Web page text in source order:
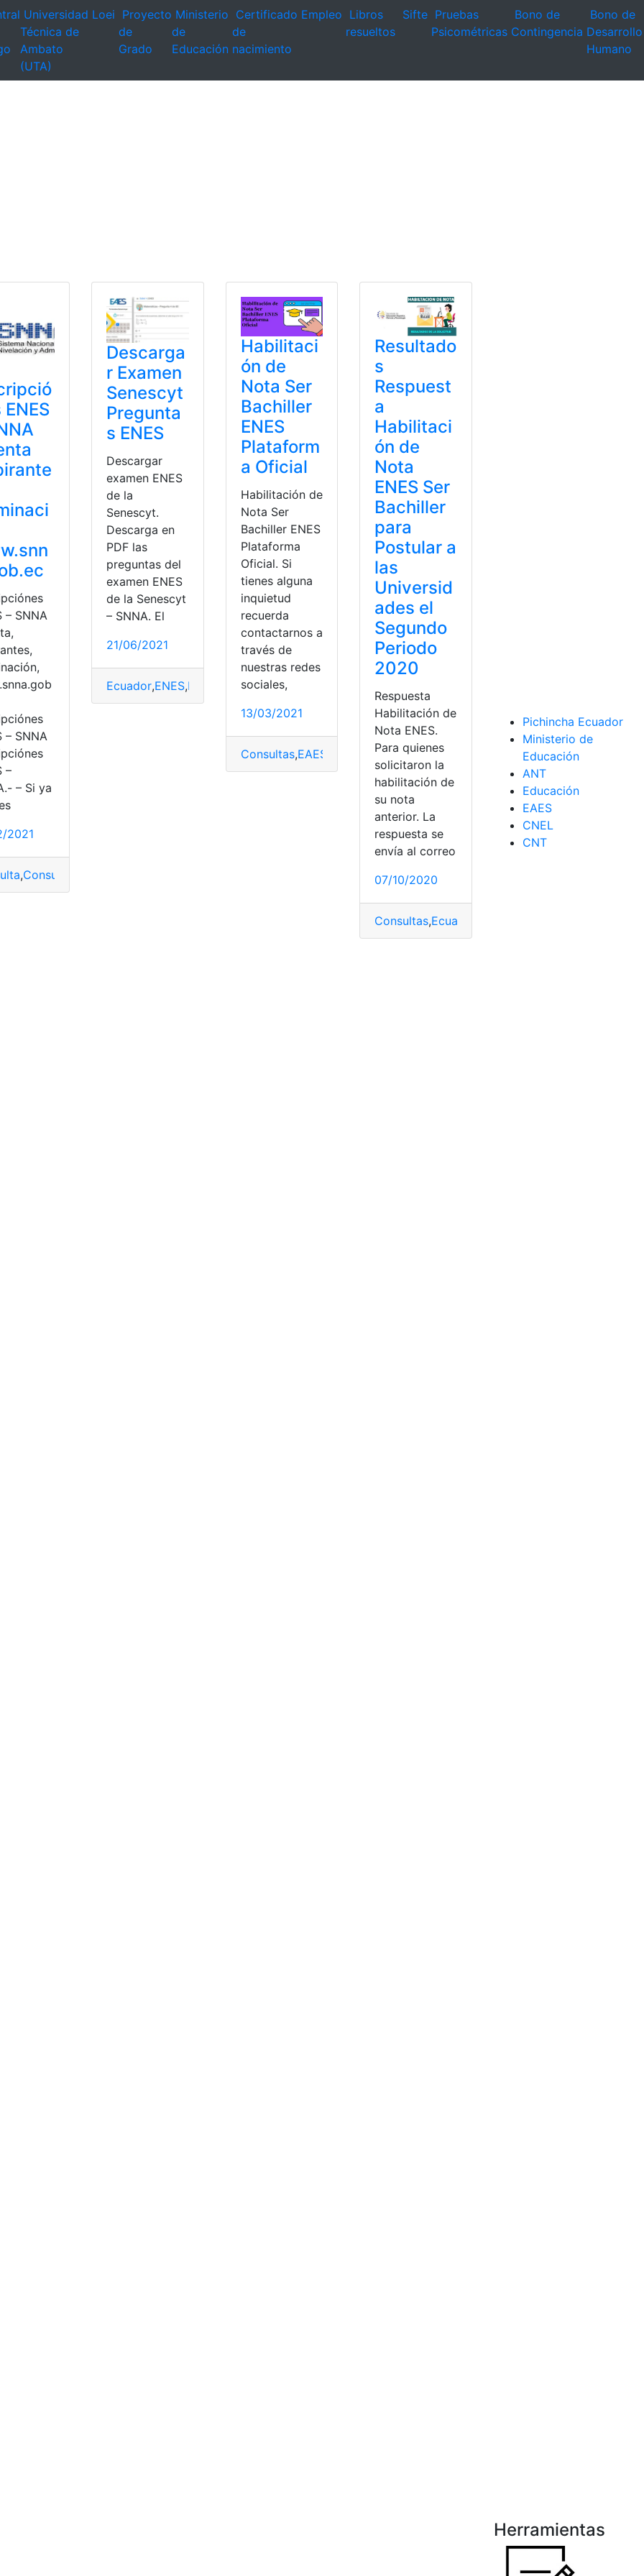
Universidad
Técnica de
Ambato
(UTA)
Loei Proyecto
de
Grado
Ministerio
de
Educación
Certificado
de
nacimiento
Empleo Libros
resueltos
Sifte Pruebas
Psicométricas
Bono de
Contingencia
Bono de
Desarrollo
Humano
– SNNA
– SNNA
–
– Si ya
2021
,Consulta online
Descarga
r Examen
Senescyt
Pregunta
s ENES
Descargar
examen ENES
de la
Senescyt.
Descarga en
PDF las
preguntas del
examen ENES
de la Senescyt
– SNNA. El
21/06/2021
Ecuador,ENES,Examen examen senecyt
Habilitaci
ón de
Nota Ser
Bachiller
ENES
Plataform
a Oficial
Habilitación de
Nota Ser
Bachiller ENES
Plataforma
Oficial. Si
tienes alguna
inquietud
recuerda
contactarnos a
través de
nuestras redes
sociales,
13/03/2021
Consultas,EAES , Educación,Habilitaciones Herramientas Ecuador
Resultado
s
Respuest
a
Habilitaci
ón de
Nota
ENES Ser
Bachiller
para
Postular a
las
Universid
ades el
Segundo
Periodo
2020
Respuesta
Habilitación de
Nota ENES.
Para quienes
solicitaron la
habilitación de
su nota
anterior. La
respuesta se
envía al correo
07/10/2020
Consultas,Ecuador
Pichincha Ecuador
Ministerio de
Educación
ANT
Educación
EAES
CNEL
CNT
Herramientas